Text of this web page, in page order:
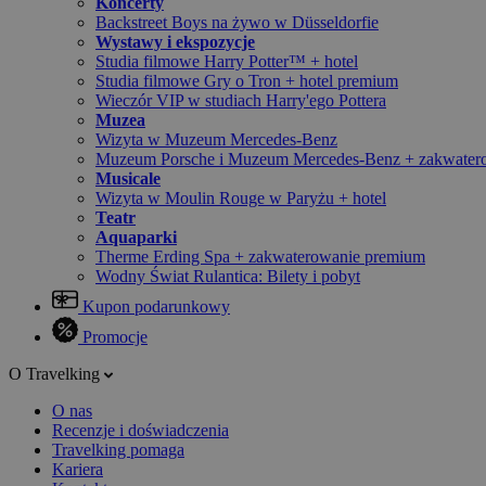
Backstreet Boys na żywo w Düsseldorfie
Wystawy i ekspozycje
Studia filmowe Harry Potter™ + hotel
Studia filmowe Gry o Tron + hotel premium
Wieczór VIP w studiach Harry'ego Pottera
Muzea
Wizyta w Muzeum Mercedes-Benz
Muzeum Porsche i Muzeum Mercedes-Benz +
Musicale
Wizyta w Moulin Rouge w Paryżu + hotel
Teatr
Aquaparki
Therme Erding Spa + zakwaterowanie premium
Wodny Świat Rulantica: Bilety i pobyt
Kupon podarunkowy
Promocje
O Travelking
O nas
Recenzje i doświadczenia
Travelking pomaga
Kariera